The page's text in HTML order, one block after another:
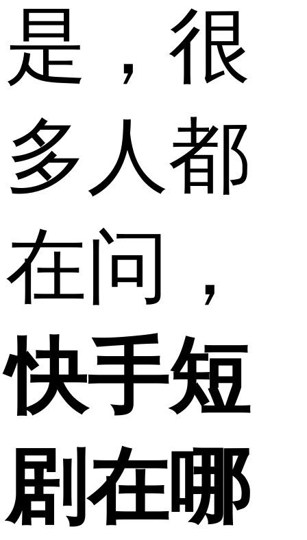
是，很
多人都
在问，
快手短
剧在哪